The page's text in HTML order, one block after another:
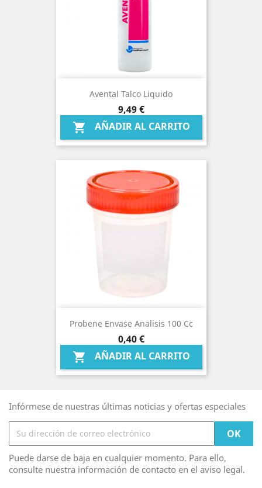
Avental Talco Liquido
Precio
9,49 €
 AÑADIR AL CARRITO
Probene Envase Analisis 100 Cc
Precio
0,40 €
 AÑADIR AL CARRITO
Infórmese de nuestras últimas noticias y ofertas especiales
Puede darse de baja en cualquier momento. Para ello,
consulte nuestra información de contacto en el aviso legal.